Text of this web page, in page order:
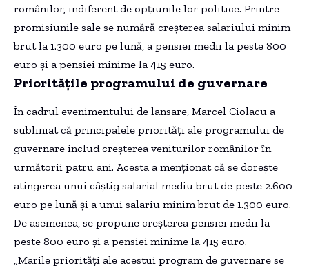
românilor, indiferent de opțiunile lor politice. Printre
promisiunile sale se numără creșterea salariului minim
brut la 1.300 euro pe lună, a pensiei medii la peste 800
euro și a pensiei minime la 415 euro.
Prioritățile programului de guvernare
În cadrul evenimentului de lansare, Marcel Ciolacu a
subliniat că principalele priorități ale programului de
guvernare includ creșterea veniturilor românilor în
următorii patru ani. Acesta a menționat că se dorește
atingerea unui câștig salarial mediu brut de peste 2.600
euro pe lună și a unui salariu minim brut de 1.300 euro.
De asemenea, se propune creșterea pensiei medii la
peste 800 euro și a pensiei minime la 415 euro.
„Marile priorități ale acestui program de guvernare se